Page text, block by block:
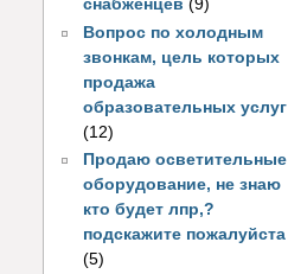
снабженцев (9)
Вопрос по холодным
звонкам, цель которых
продажа
образовательных услуг
(12)
Продаю осветительные
оборудование, не знаю
кто будет лпр,?
подскажите пожалуйста
(5)